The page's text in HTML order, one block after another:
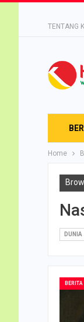
TENTANG
Home
DUNIA
BERITA